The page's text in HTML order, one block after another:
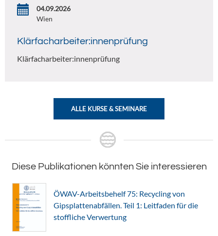
04.09.2026
Wien
Klärfacharbeiter:innenprüfung
Klärfacharbeiter:innenprüfung
ALLE KURSE & SEMINARE
Diese Publikationen könnten Sie interessieren
ÖWAV-Arbeitsbehelf 75: Recycling von
Gipsplattenabfällen. Teil 1: Leitfaden für die
stoffliche Verwertung